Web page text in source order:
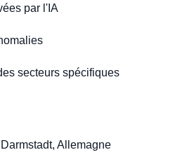
par l'IA
secteurs spécifiques
Allemagne